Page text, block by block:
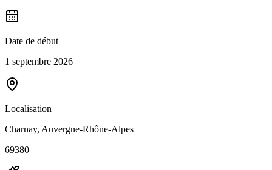
Date de début
1 septembre 2026
Localisation
Charnay, Auvergne-Rhône-Alpes
69380